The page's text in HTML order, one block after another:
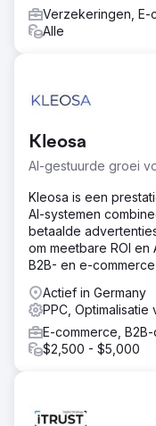
Verzekeringen, E-
Alle
Kleosa
AI-gestuurde groei
Kleosa is een
AI-systemen
betaalde
om meetbare ROI
B2B- en e-
Actief in Germany
PPC,
E-commerce,
$2,500 - $5,000